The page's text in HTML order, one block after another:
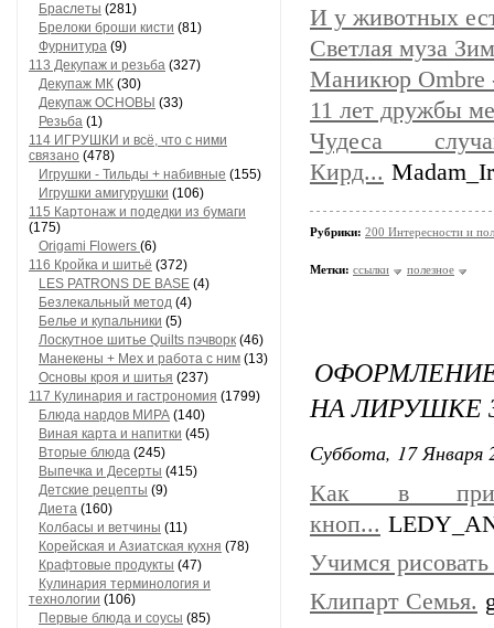
Браслеты (281)
Брелоки броши кисти (81)
Фурнитура (9)
113 Декупаж и резьба (327)
Декупаж МК (30)
Декупаж ОСНОВЫ (33)
Резьба (1)
114 ИГРУШКИ и всё, что с ними
связано (478)
Игрушки - Тильды + набивные (155)
Игрушки амигурушки (106)
115 Картонаж и подедки из бумаги
(175)
Origami Flowers (6)
116 Кройка и шитьё (372)
LES PATRONS DE BASE (4)
Безлекальный метод (4)
Белье и купальники (5)
Лоскутное шитье Quilts пэчворк (46)
Манекены + Мех и работа с ним (13)
Основы кроя и шитья (237)
117 Кулинария и гастрономия (1799)
Блюда нардов МИРА (140)
Виная карта и напитки (45)
Вторые блюда (245)
Выпечка и Десерты (415)
Детские рецепты (9)
Диета (160)
Колбасы и ветчины (11)
Корейская и Азиатская кухня (78)
Крафтовые продукты (47)
Кулинария терминология и
технологии (106)
Первые блюда и соусы (85)
И у животных
Светлая муза
Маникюр Ombre
11 лет дружбы
Чудеса
Кирд...
Рубрики: 200 Интересности и
Метки: ссылки полезное
НА ЛИРУШКЕ
Суббота, 17 Января
Как в
кноп...
Учимся
Клипарт Семья.